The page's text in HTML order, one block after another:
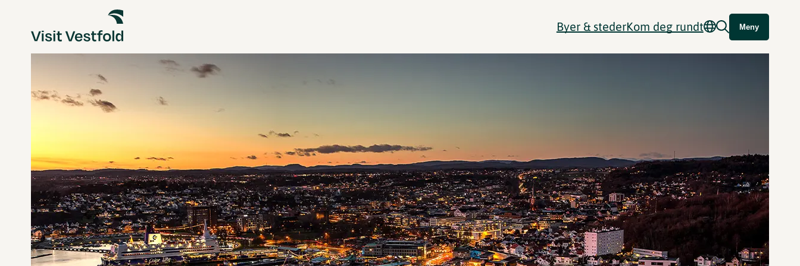
Byer & stederKom deg rundt Meny